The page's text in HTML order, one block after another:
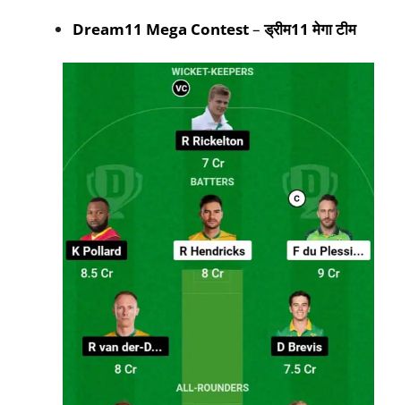
Dream11 Mega Contest–ड्रीम11 मेगा टीम